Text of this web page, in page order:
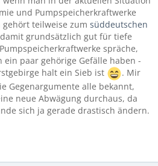
und Pumpspeicherkraftwerke
gehört teilweise zum süddeutschen
grundsätzlich gut für tiefe
spräche,
ein paar gehörige Gefälle haben -
halt ein Sieb ist
. Mir
Gegenargumente alle bekannt,
neue Abwägung durchaus, da
sich ja gerade drastisch ändern.